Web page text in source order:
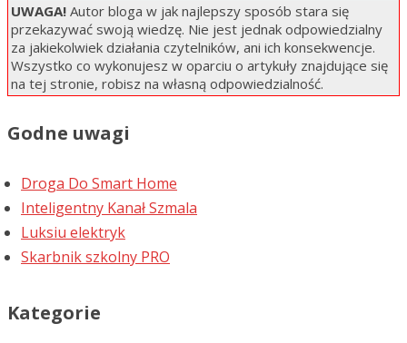
UWAGA! Autor bloga w jak najlepszy sposób stara się
przekazywać swoją wiedzę. Nie jest jednak odpowiedzialny
za jakiekolwiek działania czytelników, ani ich konsekwencje.
Wszystko co wykonujesz w oparciu o artykuły znajdujące się
na tej stronie, robisz na własną odpowiedzialność.
Godne uwagi
Droga Do Smart Home
Inteligentny Kanał Szmala
Luksiu elektryk
Skarbnik szkolny PRO
Kategorie